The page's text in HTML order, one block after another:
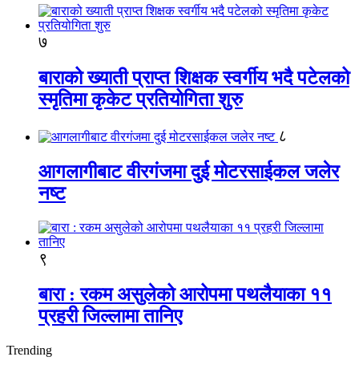
७
बाराको ख्याती प्राप्त शिक्षक स्वर्गीय भदै पटेलको
स्मृतिमा कृकेट प्रतियोगिता शुरु
८
आगलागीबाट वीरगंजमा दुई मोटरसाईकल जलेर
नष्ट
९
बारा : रकम असुलेको आरोपमा पथलैयाका ११
प्रहरी जिल्लामा तानिए
Trending